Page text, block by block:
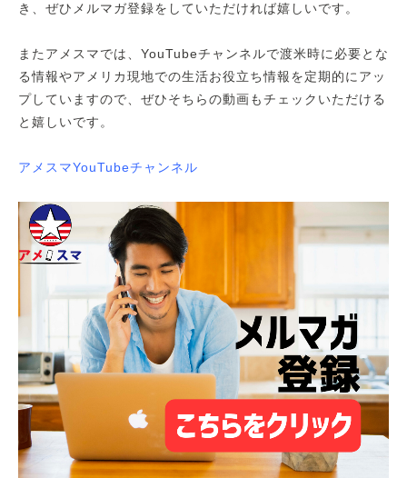
き、ぜひメルマガ登録をしていただければ嬉しいです。
またアメスマでは、YouTubeチャンネルで渡米時に必要とな
る情報やアメリカ現地での生活お役立ち情報を定期的にアッ
プしていますので、ぜひそちらの動画もチェックいただける
と嬉しいです。
アメスマYouTubeチャンネル